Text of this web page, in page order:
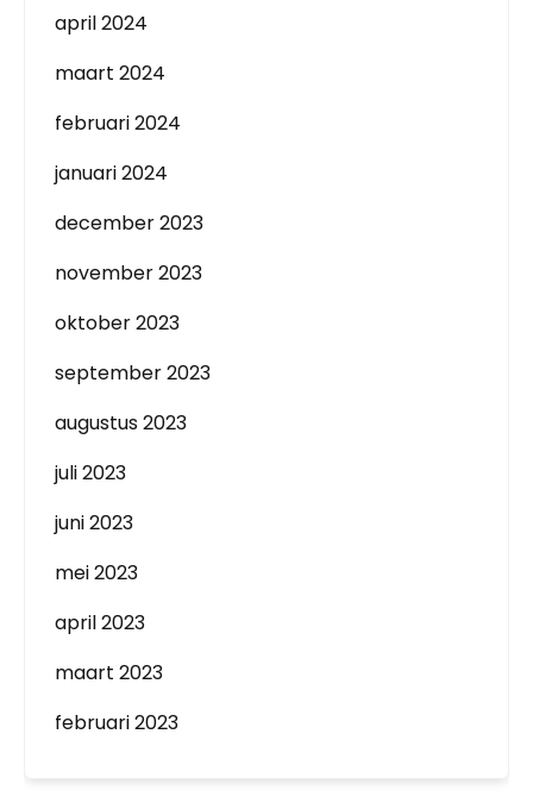
april 2024
maart 2024
februari 2024
januari 2024
december 2023
november 2023
oktober 2023
september 2023
augustus 2023
juli 2023
juni 2023
mei 2023
april 2023
maart 2023
februari 2023